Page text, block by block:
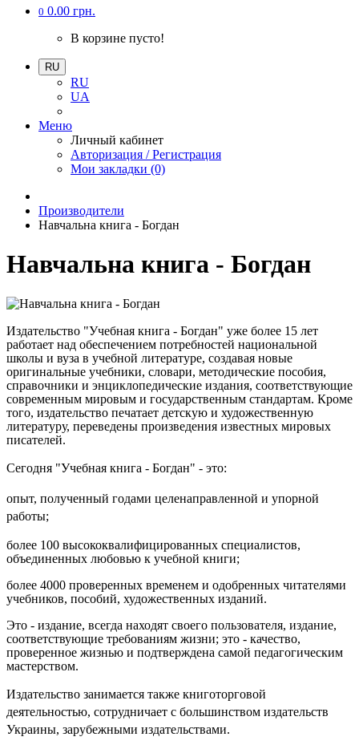
0 0.00 грн.
В корзине пусто!
RU
RU
UA
Меню
Личный кабинет
Авторизация / Регистрация
Мои закладки (0)
Производители
Навчальна книга - Богдан
Навчальна книга - Богдан
Издательство "Учебная книга - Богдан" уже более 15 лет
работает над обеспечением потребностей национальной
школы и вуза в учебной литературе, создавая новые
оригинальные учебники, словари, методические пособия,
справочники и энциклопедические издания, соответствующие
современным мировым и государственным стандартам. Кроме
того, издательство печатает детскую и художественную
литературу, переведены произведения известных мировых
писателей.
Сегодня "Учебная книга - Богдан" - это:
опыт, полученный годами целенаправленной и упорной
работы;
более 100 высококвалифицированных специалистов,
объединенных любовью к учебной книги;
более 4000 проверенных временем и одобренных читателями
учебников, пособий, художественных изданий.
Это - издание, всегда находят своего пользователя, издание,
соответствующие требованиям жизни; это - качество,
проверенное жизнью и подтверждена самой педагогическим
мастерством.
Издательство занимается также книготорговой
деятельностью, сотрудничает с большинством издательств
Украины, зарубежными издательствами.